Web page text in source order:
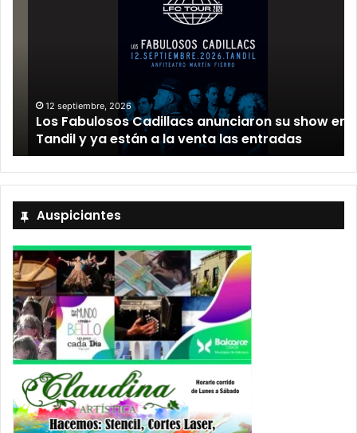
12 septiembre, 2026
Los Fabulosos Cadillacs anunciaron su show en
Tandil y ya están a la venta las entradas
Auspiciantes